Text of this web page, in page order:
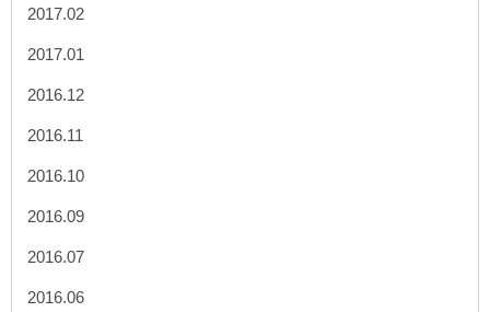
2017.02
2017.01
2016.12
2016.11
2016.10
2016.09
2016.07
2016.06